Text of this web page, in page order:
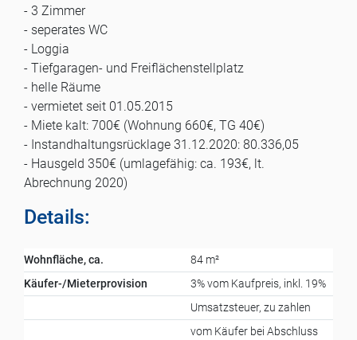
- 3 Zimmer
- seperates WC
- Loggia
- Tiefgaragen- und Freiflächenstellplatz
- helle Räume
- vermietet seit 01.05.2015
- Miete kalt: 700€ (Wohnung 660€, TG 40€)
- Instandhaltungsrücklage 31.12.2020: 80.336,05
- Hausgeld 350€ (umlagefähig: ca. 193€, lt.
Abrechnung 2020)
Details:
Wohnfläche, ca.
84 m²
Käufer-/Mieterprovision
3% vom Kaufpreis, inkl. 19%
Umsatzsteuer, zu zahlen
vom Käufer bei Abschluss